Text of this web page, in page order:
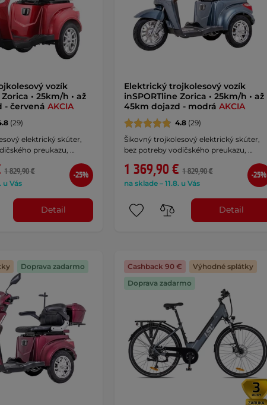
vozík
• 25km/h • až
- červená AKCIA
(29)
elektrický skúter,
preukazu, …
1 829,90 €
u Vás
-25%
Detail
Elektrický trojkolesový vozík
inSPORTline Zorica • 25km/h • až
45km dojazd - modrá AKCIA
4.8(29)
Šikovný trojkolesový elektrický skúter,
bez potreby vodičského preukazu, …
1 369,90 € 1 829,90 €
na sklade – 11.8. u Vás
-25%
Detail
Doprava zadarmo
Cashback 90 €
Výhodné splátky
Doprava zadarmo